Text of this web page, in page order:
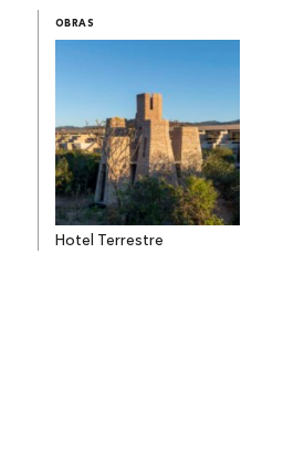
OBRAS
Hotel Terrestre